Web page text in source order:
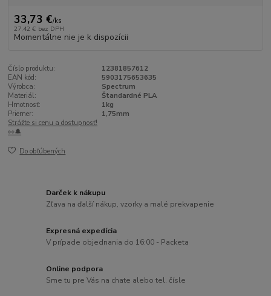
33,73 €/ks
27,42 € bez DPH
Momentálne nie je k dispozícii
Číslo produktu:
12381857612
EAN kód:
5903175653635
Výrobca:
Spectrum
Materiál:
Štandardné PLA
Hmotnosť:
1kg
Priemer:
1,75mm
Strážte si cenu a dostupnosť!
👀🔔
Do obľúbených
Darček k nákupu
Zľava na ďalší nákup, vzorky a malé prekvapenie
Expresná expedícia
V prípade objednania do 16:00 - Packeta
Online podpora
Sme tu pre Vás na chate alebo tel. čísle